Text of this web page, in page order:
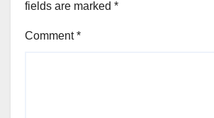
fields are marked *
Comment*